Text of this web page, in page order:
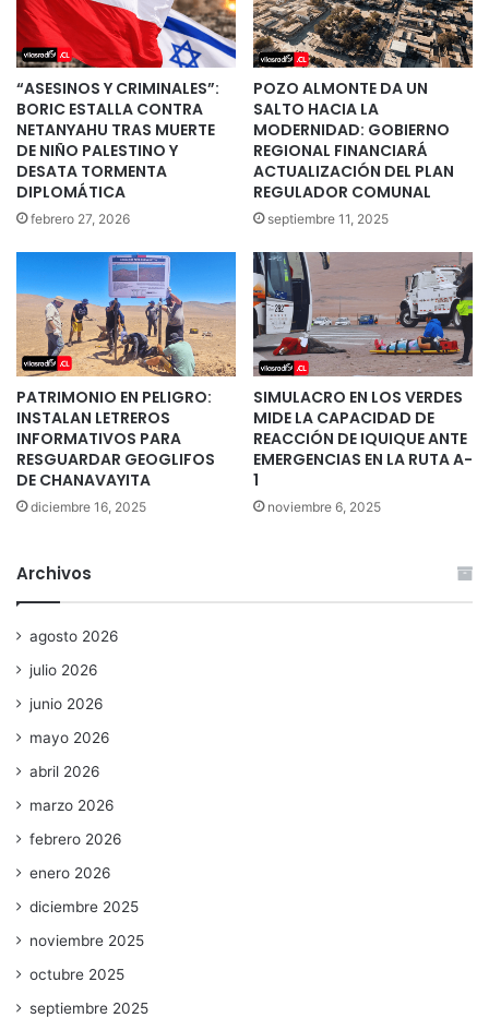
“ASESINOS Y CRIMINALES”:
BORIC ESTALLA CONTRA
NETANYAHU TRAS MUERTE
DE NIÑO PALESTINO Y
DESATA TORMENTA
DIPLOMÁTICA
febrero 27, 2026
POZO ALMONTE DA UN
SALTO HACIA LA
MODERNIDAD: GOBIERNO
REGIONAL FINANCIARÁ
ACTUALIZACIÓN DEL PLAN
REGULADOR COMUNAL
septiembre 11, 2025
PATRIMONIO EN PELIGRO:
INSTALAN LETREROS
INFORMATIVOS PARA
RESGUARDAR GEOGLIFOS
DE CHANAVAYITA
diciembre 16, 2025
SIMULACRO EN LOS VERDES
MIDE LA CAPACIDAD DE
REACCIÓN DE IQUIQUE ANTE
EMERGENCIAS EN LA RUTA A-
1
noviembre 6, 2025
Archivos
agosto 2026
julio 2026
junio 2026
mayo 2026
abril 2026
marzo 2026
febrero 2026
enero 2026
diciembre 2025
noviembre 2025
octubre 2025
septiembre 2025